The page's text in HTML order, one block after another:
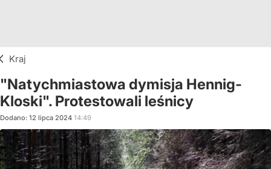
Kraj
"Natychmiastowa dymisja Hennig-
Kloski". Protestowali leśnicy
Dodano: 12 lipca 2024 14:49